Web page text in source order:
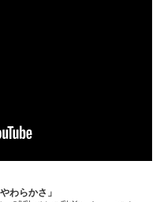
わらかさ」